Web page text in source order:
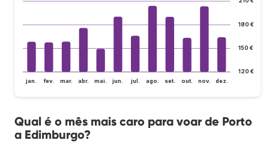
120 €
150 €
180 €
jan. fev. mar. abr. mai. jun. jul. ago. set. out. nov. dez.
Qual é o mês mais caro para voar de Porto
a Edimburgo?